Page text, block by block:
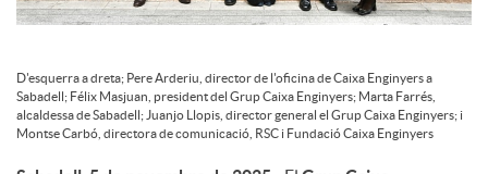
i
n
D'esquerra a dreta; Pere Arderiu, director de l'oficina de Caixa Enginyers a
Sabadell; Félix Masjuan, president del Grup Caixa Enginyers; Marta Farrés,
alcaldessa de Sabadell; Juanjo Llopis, director general el Grup Caixa Enginyers; i
Montse Carbó, directora de comunicació, RSC i Fundació Caixa Enginyers